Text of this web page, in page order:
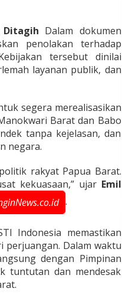
Dalam dokumen
penolakan terhadap
tersebut dinilai
layanan publik, dan
segera merealisasikan
Barat dan Babo
tanpa kejelasan, dan
negara.
rakyat Papua Barat.
kekuasaan,” ujar Emil
.
Indonesia memastikan
perjuangan. Dalam waktu
dengan Pimpinan
tuntutan dan mendesak